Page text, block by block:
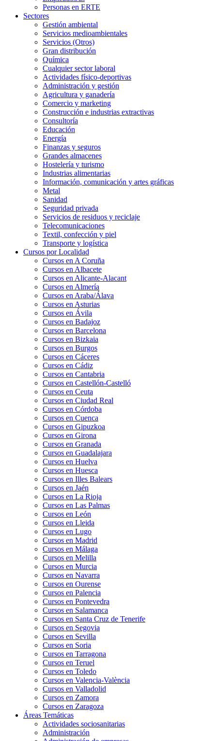
Personas en ERTE
Sectores
Gestión ambiental
Servicios medioambientales
Servicios (Otros)
Gran distribución
Química
Cualquier sector laboral
Actividades físico-deportivas
Administración y gestión
Agricultura y ganadería
Comercio y marketing
Construcción e industrias extractivas
Consultoría
Educación
Energía
Finanzas y seguros
Grandes almacenes
Hostelería y turismo
Industrias alimentarias
Información, comunicación y artes gráficas
Metal
Sanidad
Seguridad privada
Servicios de residuos y reciclaje
Telecomunicaciones
Textil, confección y piel
Transporte y logística
Cursos por Localidad
Cursos en A Coruña
Cursos en Albacete
Cursos en Alicante-Alacant
Cursos en Almería
Cursos en Araba/Álava
Cursos en Asturias
Cursos en Ávila
Cursos en Badajoz
Cursos en Barcelona
Cursos en Bizkaia
Cursos en Burgos
Cursos en Cáceres
Cursos en Cádiz
Cursos en Cantabria
Cursos en Castellón-Castelló
Cursos en Ceuta
Cursos en Ciudad Real
Cursos en Córdoba
Cursos en Cuenca
Cursos en Gipuzkoa
Cursos en Girona
Cursos en Granada
Cursos en Guadalajara
Cursos en Huelva
Cursos en Huesca
Cursos en Illes Balears
Cursos en Jaén
Cursos en La Rioja
Cursos en Las Palmas
Cursos en León
Cursos en Lleida
Cursos en Lugo
Cursos en Madrid
Cursos en Málaga
Cursos en Melilla
Cursos en Murcia
Cursos en Navarra
Cursos en Ourense
Cursos en Palencia
Cursos en Pontevedra
Cursos en Salamanca
Cursos en Santa Cruz de Tenerife
Cursos en Segovia
Cursos en Sevilla
Cursos en Soria
Cursos en Tarragona
Cursos en Teruel
Cursos en Toledo
Cursos en Valencia-València
Cursos en Valladolid
Cursos en Zamora
Cursos en Zaragoza
Áreas Temáticas
Actividades sociosanitarias
Administración